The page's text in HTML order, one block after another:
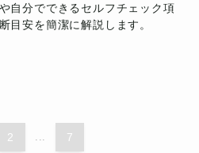
自分でできるセルフチェック項
目安を簡潔に解説します。
2 7